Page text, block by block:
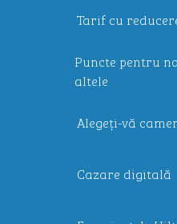
Tarif cu
Puncte pentru
altele
Alegeți-vă
Cazare digitală